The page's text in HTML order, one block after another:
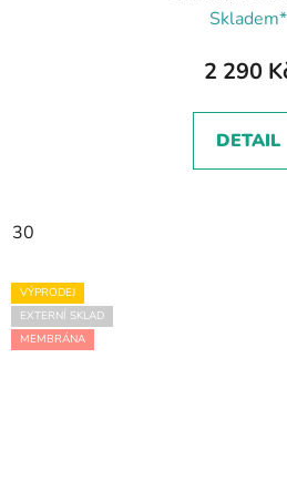
Skladem*
2 290
DETAIL
30
VÝPRODEJ
EXTERNÍ SKLAD
MEMBRÁNA